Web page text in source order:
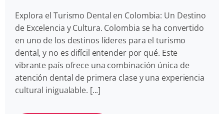
Explora el Turismo Dental en Colombia: Un Destino
de Excelencia y Cultura. Colombia se ha convertido
en uno de los destinos líderes para el turismo
dental, y no es difícil entender por qué. Este
vibrante país ofrece una combinación única de
atención dental de primera clase y una experiencia
cultural inigualable. [...]